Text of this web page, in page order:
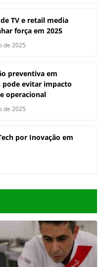
TV e retail media
força em 2025
de 2025
preventiva em
pode evitar impacto
operacional
de 2025
por Inovação em